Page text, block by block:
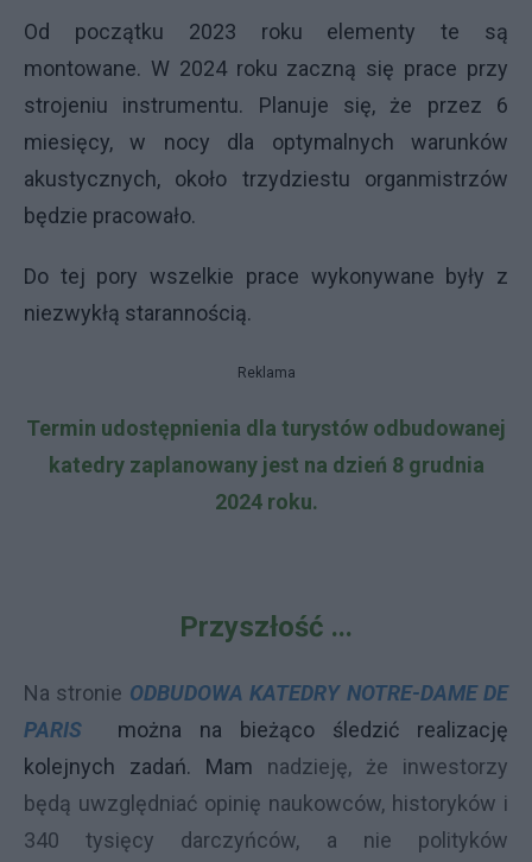
Od początku 2023 roku elementy te są
montowane. W 2024 roku zaczną się prace przy
strojeniu instrumentu. Planuje się, że przez 6
miesięcy, w nocy dla optymalnych warunków
akustycznych, około trzydziestu organmistrzów
będzie pracowało.
Do tej pory wszelkie prace wykonywane były z
niezwykłą starannością.
Reklama
Termin udostępnienia dla turystów odbudowanej
katedry zaplanowany jest na dzień 8 grudnia
2024 roku.
Przyszłość ...
Na stronie ODBUDOWA KATEDRY NOTRE-DAME DE
PARIS
można na bieżąco śledzić realizację
kolejnych zadań. Mam nadzieję, że inwestorzy
będą uwzględniać opinię naukowców, historyków i
340 tysięcy darczyńców, a nie polityków